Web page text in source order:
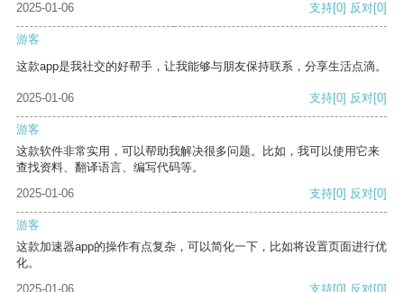
2025-01-06
支持[0] 反对[0]
游客
这款app是我社交的好帮手，让我能够与朋友保持联系，分享生活点滴。
2025-01-06 支持[0] 反对[0]
游客
这款软件非常实用，可以帮助我解决很多问题。比如，我可以使用它来
查找资料、翻译语言、编写代码等。
2025-01-06
支持[0] 反对[0]
游客
这款加速器app的操作有点复杂，可以简化一下，比如将设置页面进行优
化。
2025-01-06
支持[0] 反对[0]